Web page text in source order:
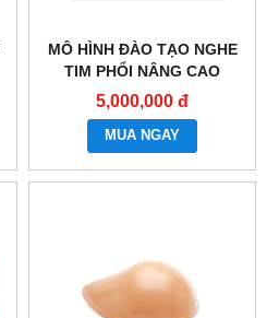
MÔ HÌNH ĐÀO TẠO NGHE
TIM PHỔI NÂNG CAO
GD/TCZ9900A
5,000,000 đ
MUA NGAY